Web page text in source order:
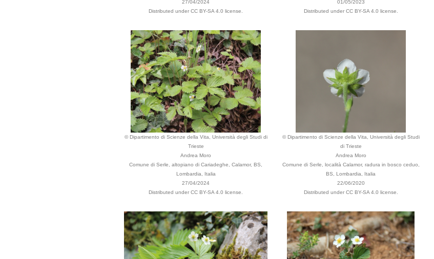
27/04/2024
Distributed under CC BY-SA 4.0 license.
01/05/2023
Distributed under CC BY-SA 4.0 license.
© Dipartimento di Scienze della Vita, Università degli Studi di
Trieste
Andrea Moro
Comune di Serle, altopiano di Cariadeghe, Calamor, BS,
Lombardia, Italia
27/04/2024
Distributed under CC BY-SA 4.0 license.
© Dipartimento di Scienze della Vita, Università degli Studi
di Trieste
Andrea Moro
Comune di Serle, località Calamor, radura in bosco ceduo,
BS, Lombardia, Italia
22/06/2020
Distributed under CC BY-SA 4.0 license.